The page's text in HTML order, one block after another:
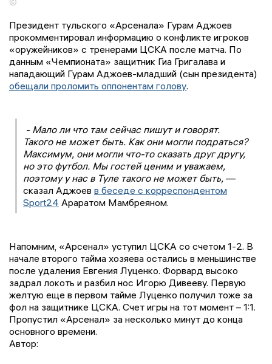
Президент тульского «Арсенала» Гурам Аджоев
прокомментировал информацию о конфликте игроков
«оружейников» с тренерами ЦСКА после матча. По
данным «Чемпионата» защитник Гиа Григалава и
нападающий Гурам Аджоев-младший (сын президента)
обещали проломить оппонентам голову.
- Мало ли что там сейчас пишут и говорят.
Такого не может быть. Как они могли подраться?
Максимум, они могли что-то сказать друг другу,
но это футбол. Мы гостей ценим и уважаем,
поэтому у нас в Туле такого не может быть, —
сказал Аджоев в беседе с корреспондентом
Sport24 Араратом Мамбреяном.
Напомним, «Арсенал» уступил ЦСКА со счетом 1-2. В
начале второго тайма хозяева остались в меньшинстве
после удаления Евгения Луценко. Форвард высоко
задрал локоть и разбил нос Игорю Дивееву. Первую
желтую еще в первом тайме Луценко получил тоже за
фол на защитнике ЦСКА. Счет игры на тот момент – 1:1.
Пропустил «Арсенал» за несколько минут до конца
основного времени.
Автор: